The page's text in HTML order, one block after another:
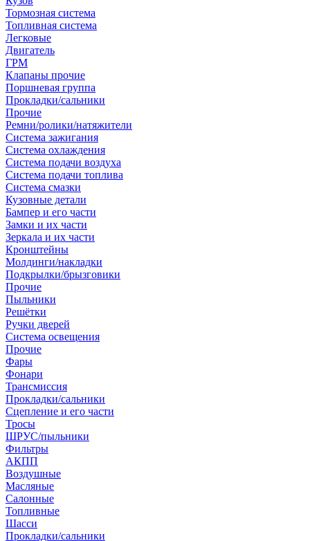
Тормозная система
Топливная система
Легковые
Двигатель
ГРМ
Клапаны прочие
Поршневая группа
Прокладки/сальники
Прочие
Ремни/ролики/натяжители
Система зажигания
Система охлаждения
Система подачи воздуха
Система подачи топлива
Система смазки
Кузовные детали
Бампер и его части
Замки и их части
Зеркала и их части
Кронштейны
Молдинги/накладки
Подкрылки/брызговики
Прочие
Пыльники
Решётки
Ручки дверей
Система освещения
Прочие
Фары
Фонари
Трансмиссия
Прокладки/сальники
Сцепление и его части
Тросы
ШРУС/пыльники
Фильтры
АКПП
Воздушные
Масляные
Салонные
Топливные
Шасси
Прокладки/сальники